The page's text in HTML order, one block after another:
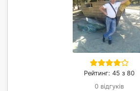
Рейтинг: 45 з 80
0 відгуків